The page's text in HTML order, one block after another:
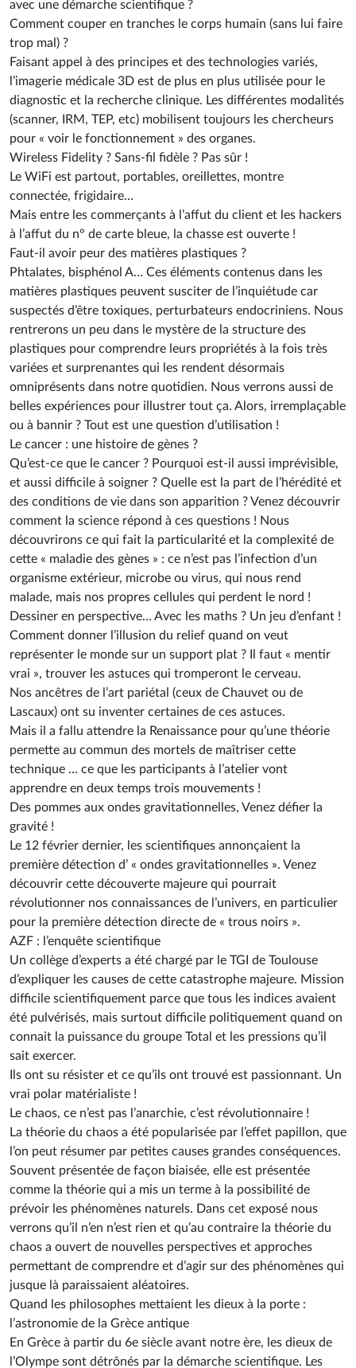
avec une démarche scientifique ?
Comment couper en tranches le corps humain (sans lui faire
trop mal) ?
Faisant appel à des principes et des technologies variés,
l’imagerie médicale 3D est de plus en plus utilisée pour le
diagnostic et la recherche clinique. Les différentes modalités
(scanner, IRM, TEP, etc) mobilisent toujours les chercheurs
pour « voir le fonctionnement » des organes.
Wireless Fidelity ? Sans-fil fidèle ? Pas sûr !
Le WiFi est partout, portables, oreillettes, montre
connectée, frigidaire…
Mais entre les commerçants à l’affut du client et les hackers
à l’affut du n° de carte bleue, la chasse est ouverte !
Faut-il avoir peur des matières plastiques ?
Phtalates, bisphénol A… Ces éléments contenus dans les
matières plastiques peuvent susciter de l’inquiétude car
suspectés d’être toxiques, perturbateurs endocriniens. Nous
rentrerons un peu dans le mystère de la structure des
plastiques pour comprendre leurs propriétés à la fois très
variées et surprenantes qui les rendent désormais
omniprésents dans notre quotidien. Nous verrons aussi de
belles expériences pour illustrer tout ça. Alors, irremplaçable
ou à bannir ? Tout est une question d’utilisation !
Le cancer : une histoire de gènes ?
Qu’est-ce que le cancer ? Pourquoi est-il aussi imprévisible,
et aussi difficile à soigner ? Quelle est la part de l’hérédité et
des conditions de vie dans son apparition ? Venez découvrir
comment la science répond à ces questions ! Nous
découvrirons ce qui fait la particularité et la complexité de
cette « maladie des gènes » : ce n’est pas l’infection d’un
organisme extérieur, microbe ou virus, qui nous rend
malade, mais nos propres cellules qui perdent le nord !
Dessiner en perspective... Avec les maths ? Un jeu d’enfant !
Comment donner l’illusion du relief quand on veut
représenter le monde sur un support plat ? Il faut « mentir
vrai », trouver les astuces qui tromperont le cerveau.
Nos ancêtres de l’art pariétal (ceux de Chauvet ou de
Lascaux) ont su inventer certaines de ces astuces.
Mais il a fallu attendre la Renaissance pour qu’une théorie
permette au commun des mortels de maîtriser cette
technique … ce que les participants à l’atelier vont
apprendre en deux temps trois mouvements !
Des pommes aux ondes gravitationnelles, Venez défier la
gravité !
Le 12 février dernier, les scientifiques annonçaient la
première détection d’ « ondes gravitationnelles ». Venez
découvrir cette découverte majeure qui pourrait
révolutionner nos connaissances de l’univers, en particulier
pour la première détection directe de « trous noirs ».
AZF : l’enquête scientifique
Un collège d’experts a été chargé par le TGI de Toulouse
d’expliquer les causes de cette catastrophe majeure. Mission
difficile scientifiquement parce que tous les indices avaient
été pulvérisés, mais surtout difficile politiquement quand on
connait la puissance du groupe Total et les pressions qu’il
sait exercer.
Ils ont su résister et ce qu’ils ont trouvé est passionnant. Un
vrai polar matérialiste !
Le chaos, ce n’est pas l’anarchie, c’est révolutionnaire !
La théorie du chaos a été popularisée par l’effet papillon, que
l’on peut résumer par petites causes grandes conséquences.
Souvent présentée de façon biaisée, elle est présentée
comme la théorie qui a mis un terme à la possibilité de
prévoir les phénomènes naturels. Dans cet exposé nous
verrons qu’il n’en n’est rien et qu’au contraire la théorie du
chaos a ouvert de nouvelles perspectives et approches
permettant de comprendre et d’agir sur des phénomènes qui
jusque là paraissaient aléatoires.
Quand les philosophes mettaient les dieux à la porte :
l’astronomie de la Grèce antique
En Grèce à partir du 6e siècle avant notre ère, les dieux de
l’Olympe sont détrônés par la démarche scientifique. Les